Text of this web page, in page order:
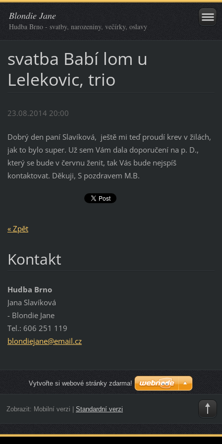
Blondie Jane
Hudba Brno - svatby, narozeniny, večírky, oslavy
svatba Babí lom u
Lelekovic, trio
23.08.2014 20:00
Dobrý den paní Slavíková, ještě mi teď proudí krev v žilách,
jak to bylo super. Už sem Vám dala doporučení na p. D.,
který se bude v červnu ženit, tak Vás bude nejspíš
kontaktovat. Děkuji, S pozdravem M.B.
« Zpět
Kontakt
Hudba Brno
Jana Slavíková
- Blondie Jane
Tel.: 606 251 119
blondiejane@email.cz
Vytvořte si webové stránky zdarma!
Zobrazit: Mobilní verzi Standardní verzi